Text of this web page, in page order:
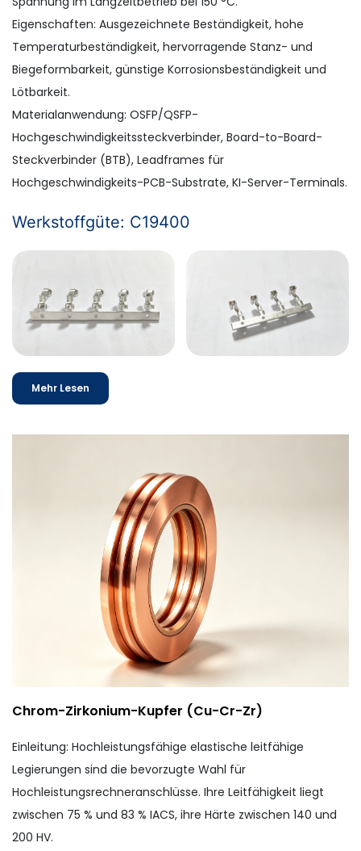
Eigenschaften: Ausgezeichnete Beständigkeit, hohe
Temperaturbeständigkeit, hervorragende Stanz- und
Biegeformbarkeit, günstige Korrosionsbeständigkeit und
Lötbarkeit.
Materialanwendung: OSFP/QSFP-
Hochgeschwindigkeitssteckverbinder, Board-to-Board-
Steckverbinder (BTB), Leadframes für
Hochgeschwindigkeits-PCB-Substrate, KI-Server-Terminals.
Werkstoffgüte: C19400
Mehr Lesen
Chrom-Zirkonium-Kupfer (Cu-Cr-Zr)
Einleitung: Hochleistungsfähige elastische leitfähige
Legierungen sind die bevorzugte Wahl für
Hochleistungsrechneranschlüsse. Ihre Leitfähigkeit liegt
zwischen 75 % und 83 % IACS, ihre Härte zwischen 140 und
200 HV.